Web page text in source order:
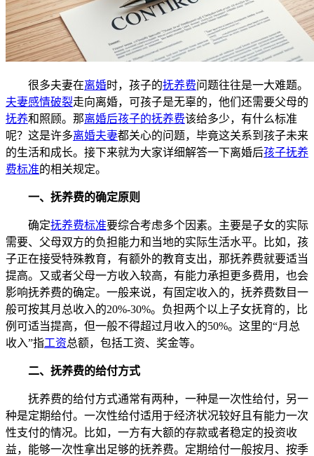
很多夫妻在离婚时，孩子的抚养费问题往往是一大难题。
夫妻感情破裂走向离婚，可孩子是无辜的，他们还需要父母的
抚养和照顾。那离婚后孩子的抚养费该给多少，有什么标准
呢？这是许多离婚夫妻都关心的问题，毕竟这关系到孩子未来
的生活和成长。接下来就为大家详细解答一下离婚后孩子抚养
费标准的相关规定。
一、抚养费的确定原则
确定抚养费标准要综合考虑多个因素。主要是子女的实际
需要、父母双方的负担能力和当地的实际生活水平。比如，孩
子正在接受特殊教育，有额外的教育支出，那抚养费就要适当
提高。又或者父母一方收入较高，有能力承担更多费用，也会
影响抚养费的确定。一般来说，有固定收入的，抚养费数目一
般可按其月总收入的20%-30%。负担两个以上子女抚育的，比
例可适当提高，但一般不得超过月收入的50%。这里的“月总
收入”指工资总额，包括工资、奖金等。
二、抚养费的给付方式
抚养费的给付方式通常有两种，一种是一次性给付，另一
种是定期给付。一次性给付适用于经济状况较好且有能力一次
性支付的情况。比如，一方有大额的存款或者稳定的投资收
益，能够一次性拿出足够的抚养费。定期给付一般按月、按季